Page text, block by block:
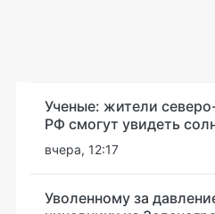
Ученые: жители
РФ смогут увидеть
вчера, 12:17
Уволенному за